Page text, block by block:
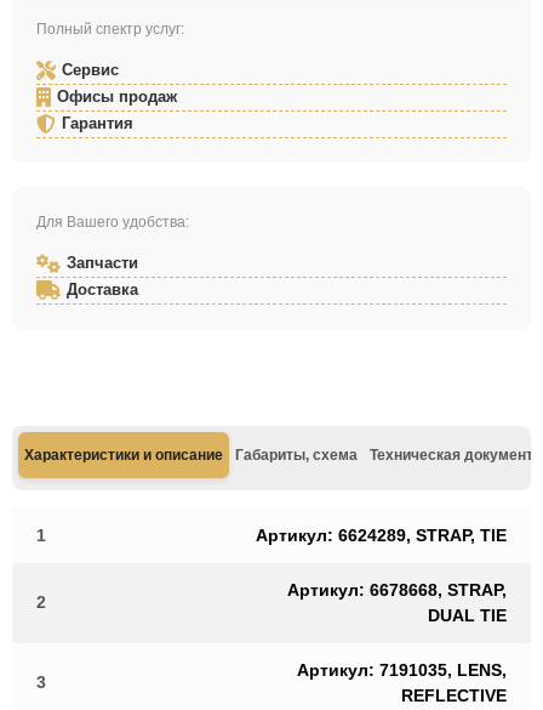
Полный спектр услуг:
Сервис
Офисы продаж
Гарантия
Для Вашего удобства:
Запчасти
Доставка
Характеристики и описание Габариты, схема Техническая
1 Артикул: 6624289, STRAP, TIE
2
Артикул: 6678668, STRAP,
DUAL TIE
3
Артикул: 7191035, LENS,
REFLECTIVE